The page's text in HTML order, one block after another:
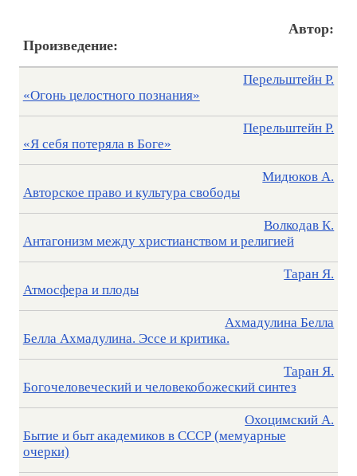
Произведение:
Автор:
«Огонь целостного познания»
Перельштейн Р.
«Я себя потеряла в Боге»
Перельштейн Р.
Авторское право и культура свободы
Мидюков А.
Антагонизм между христианством и религией
Волкодав К.
Атмосфера и плоды
Таран Я.
Белла Ахмадулина. Эссе и критика.
Ахмадулина Белла
Богочеловеческий и человекобожеский синтез
Таран Я.
Бытие и быт академиков в СССР (мемуарные
очерки)
Охоцимский А.